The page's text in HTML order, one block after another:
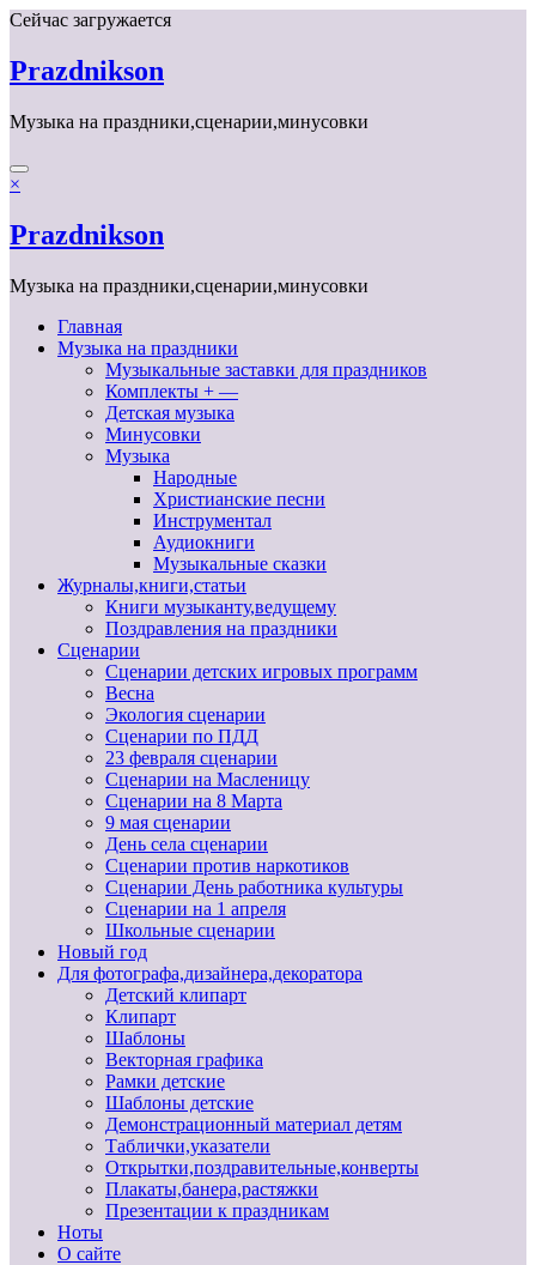
Перейти
содержимому
Сейчас загружается
Prazdnikson
Музыка на праздники,сценарии,минусовки
×
Prazdnikson
Музыка на праздники,сценарии,минусовки
Главная
Музыка на праздники
Музыкальные заставки для праздников
Комплекты + —
Детская музыка
Минусовки
Музыка
Народные
Христианские песни
Инструментал
Аудиокниги
Музыкальные сказки
Журналы,книги,статьи
Книги музыканту,ведущему
Поздравления на праздники
Сценарии
Сценарии детских игровых программ
Весна
Экология сценарии
Сценарии по ПДД
23 февраля сценарии
Сценарии на Масленицу
Сценарии на 8 Марта
9 мая сценарии
День села сценарии
Сценарии против наркотиков
Сценарии День работника культуры
Сценарии на 1 апреля
Школьные сценарии
Новый год
Для фотографа,дизайнера,декоратора
Детский клипарт
Клипарт
Шаблоны
Векторная графика
Рамки детские
Шаблоны детские
Демонстрационный материал детям
Таблички,указатели
Открытки,поздравительные,конверты
Плакаты,банера,растяжки
Презентации к праздникам
Ноты
О сайте